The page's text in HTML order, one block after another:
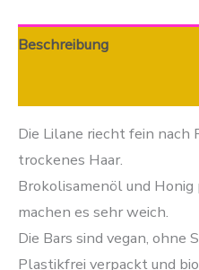
Beschreibung
Die Lilane riecht fein nach
trockenes Haar.
Brokolisamenöl und Honig
machen es sehr weich.
Die Bars sind vegan, ohne
Plastikfrei verpackt und